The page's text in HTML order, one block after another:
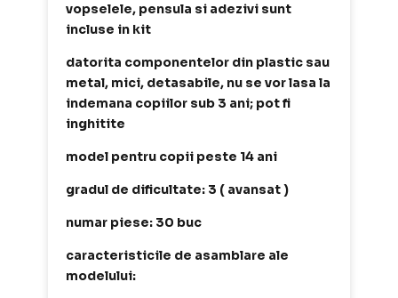
vopselele, pensula si adezivi sunt
incluse in kit
datorita componentelor din plastic sau
metal, mici, detasabile, nu se vor lasa la
indemana copiilor sub 3 ani; pot fi
inghitite
model pentru copii peste 14 ani
gradul de dificultate: 3 ( avansat )
numar piese: 30 buc
caracteristicile de asamblare ale
modelului: